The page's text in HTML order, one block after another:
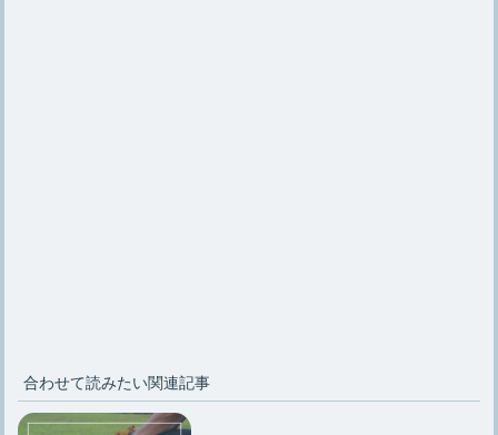
合わせて読みたい関連記事